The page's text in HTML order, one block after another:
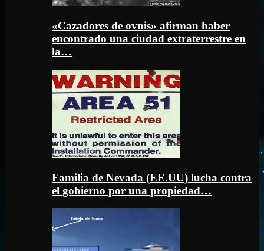
«Cazadores de ovnis» afirman haber
encontrado una ciudad extraterrestre en
la…
Familia de Nevada (EE.UU) lucha contra
el gobierno por una propiedad…